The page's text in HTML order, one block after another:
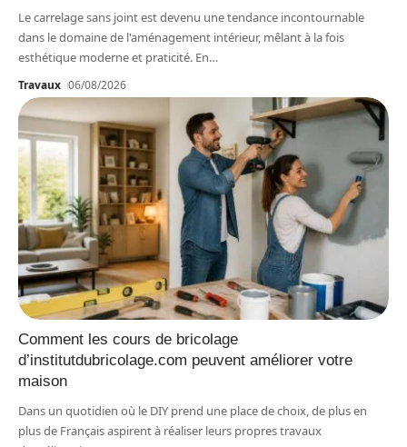
Le carrelage sans joint est devenu une tendance incontournable
dans le domaine de l'aménagement intérieur, mêlant à la fois
esthétique moderne et praticité. En…
Travaux 06/08/2026
Comment les cours de bricolage
d’institutdubricolage.com peuvent améliorer votre
maison
Dans un quotidien où le DIY prend une place de choix, de plus en
plus de Français aspirent à réaliser leurs propres travaux